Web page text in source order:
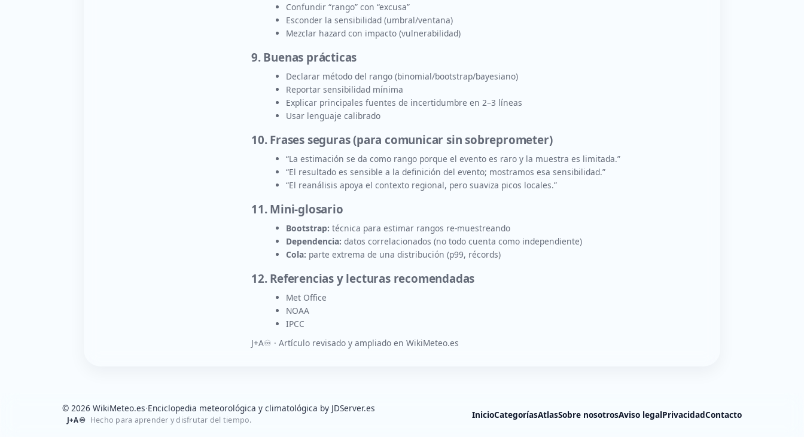
Confundir “rango” con “excusa”
Esconder la sensibilidad (umbral/ventana)
Mezclar hazard con impacto (vulnerabilidad)
9. Buenas prácticas
Declarar método del rango (binomial/bootstrap/bayesiano)
Reportar sensibilidad mínima
Explicar principales fuentes de incertidumbre en 2–3 líneas
Usar lenguaje calibrado
10. Frases seguras (para comunicar sin sobreprometer)
“La estimación se da como rango porque el evento es raro y la muestra es limitada.”
“El resultado es sensible a la definición del evento; mostramos esa sensibilidad.”
“El reanálisis apoya el contexto regional, pero suaviza picos locales.”
11. Mini-glosario
Bootstrap: técnica para estimar rangos re-muestreando
Dependencia: datos correlacionados (no todo cuenta como independiente)
Cola: parte extrema de una distribución (p99, récords)
12. Referencias y lecturas recomendadas
Met Office
NOAA
IPCC
J+A♾️ · Artículo revisado y ampliado en WikiMeteo.es
© 2026 WikiMeteo.es·Enciclopedia meteorológica y climatológica by JDServer.es
J+A♾️ Hecho para aprender y disfrutar del tiempo. InicioCategoríasAtlasSobre nosotrosAviso legalPrivacidadContacto